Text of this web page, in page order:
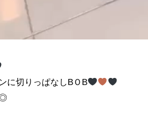
に切りっぱなしBＯB